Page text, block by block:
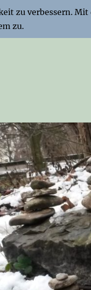
zu verbessern.
zu.